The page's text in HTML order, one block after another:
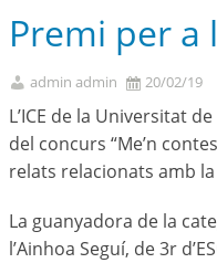
Premi per a
admin admin 20/02/19
L’ICE de la Universitat
del concurs “Me’n
relats relacionats amb
La guanyadora de la
l’Ainhoa Seguí, de 3r